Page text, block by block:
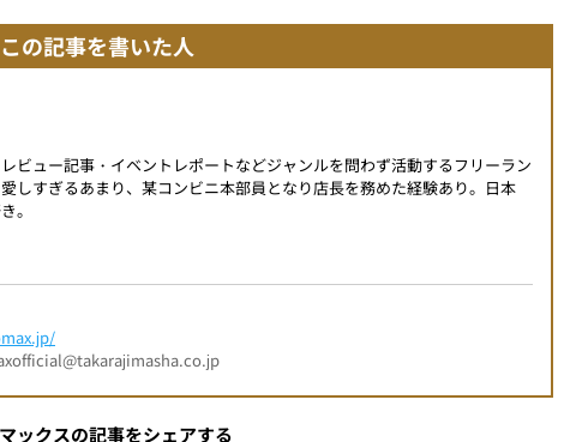
この記事を書いた人
ビュー記事・イベントレポートなどジャンルを問わず活動するフリーラン
しすぎるあまり、某コンビニ本部員となり店長を務めた経験あり。日本
。
ックスの記事をシェアする